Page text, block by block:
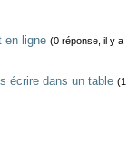
en ligne (0 réponse, il y a
écrire dans un table (1